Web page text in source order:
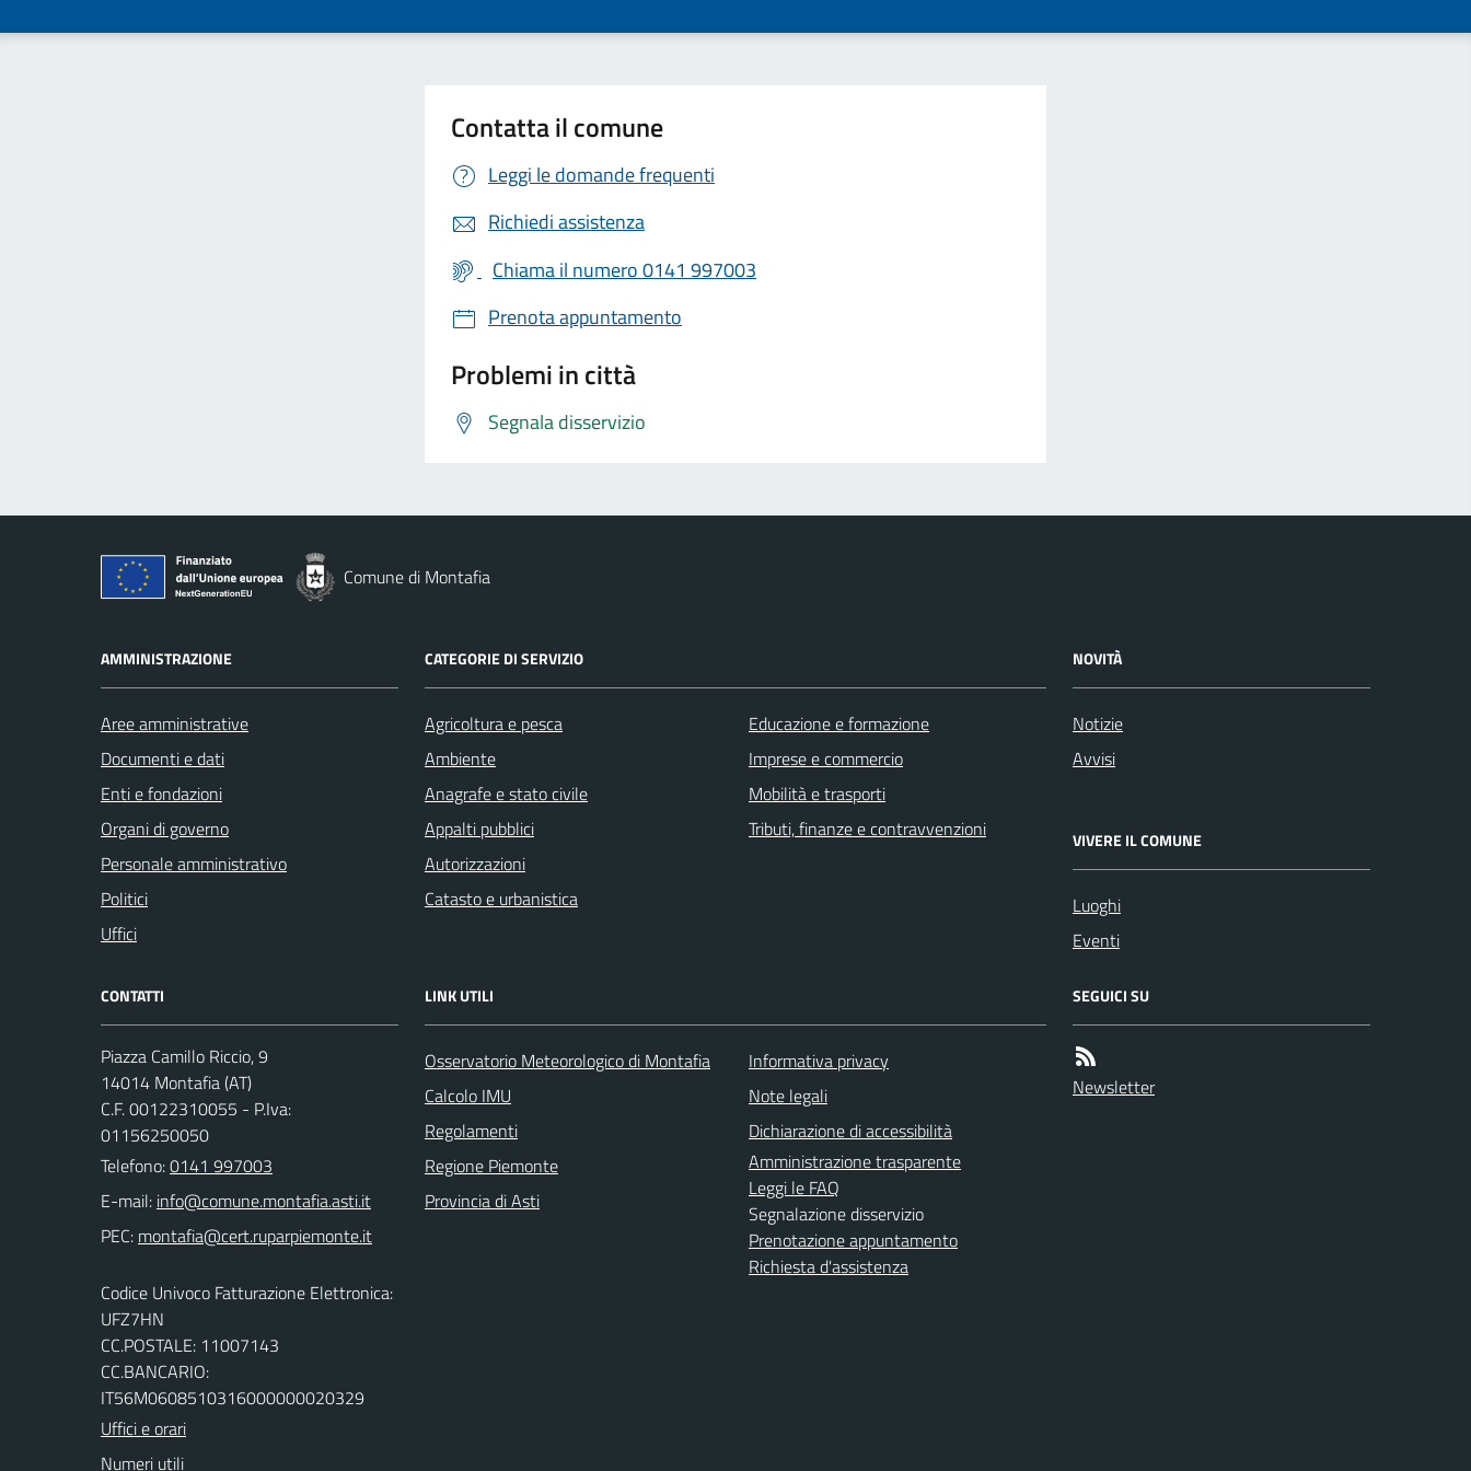
Contatta il comune
Leggi le domande frequenti
Richiedi assistenza
Chiama il numero 0141 997003
Prenota appuntamento
Problemi in città
Segnala disservizio
Comune di Montafia
AMMINISTRAZIONE
Aree amministrative
Documenti e dati
Enti e fondazioni
Organi di governo
Personale amministrativo
Politici
Uffici
CATEGORIE DI SERVIZIO
Agricoltura e pesca
Ambiente
Anagrafe e stato civile
Appalti pubblici
Autorizzazioni
Catasto e urbanistica
Educazione e formazione
Imprese e commercio
Mobilità e trasporti
Tributi, finanze e contravvenzioni
NOVITÀ
Notizie
Avvisi
VIVERE IL COMUNE
Luoghi
Eventi
CONTATTI
Piazza Camillo Riccio, 9
14014 Montafia (AT)
C.F. 00122310055 - P.Iva:
01156250050
Telefono:0141 997003
E-mail:
PEC:
Codice Univoco Fatturazione Elettronica:
UFZ7HN
CC.POSTALE: 11007143
CC.BANCARIO:
IT56M0608510316000000020329
Uffici e orari
Numeri utili
LINK UTILI
Osservatorio Meteorologico di Montafia
Calcolo IMU
Regolamenti
Regione Piemonte
Provincia di Asti
Informativa privacy
Note legali
Dichiarazione di accessibilità
Amministrazione trasparente
Leggi le FAQ
Segnalazione disservizio
Prenotazione appuntamento
Richiesta d'assistenza
SEGUICI SU
Newsletter